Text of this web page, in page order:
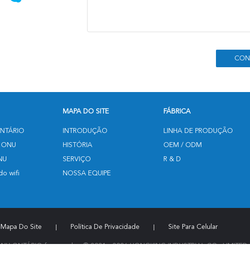
wifi
MAPA DO SITE
INTRODUÇÃO
HISTÓRIA
SERVIÇO
NOSSA EQUIPE
FÁBRICA
LINHA DE PRODUÇÃO
OEM / ODM
R & D
Mapa Do Site Política De Privacidade Site Para Celular
ONTÁRIO fornecedor. © 2021 - 2026 HONGKING INDUSTRIAL CO.,